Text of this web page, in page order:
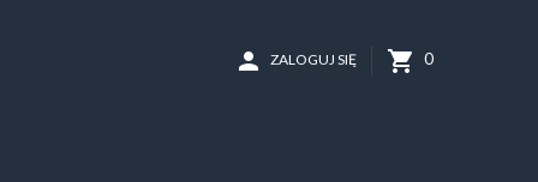
shopping_cart 0
person ZALOGUJ SIĘ